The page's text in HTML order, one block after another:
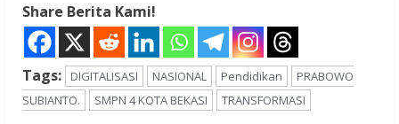
Share Berita Kami!
Tags: DIGITALISASI NASIONAL Pendidikan
PRABOWO
SUBIANTO.
SMPN 4 KOTA BEKASI TRANSFORMASI